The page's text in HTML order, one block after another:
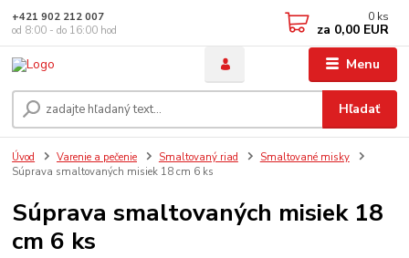
Menu
Hľadať
+421 902 212 007
od 8:00 - do 16:00 hod
0 ks
za 0,00 EUR
Úvod Varenie a pečenie Smaltovaný riad
Smaltované misky
Súprava smaltovaných misiek 18 cm 6 ks
Súprava smaltovaných misiek 18
cm 6 ks